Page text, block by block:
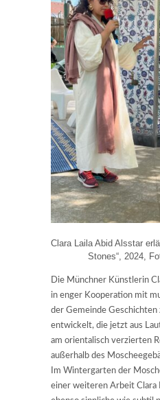
Clara Laila Abid Alsstar
Stones“, 2024,
Die Münchner Künstlerin
in enger Kooperation mit
der Gemeinde Geschichten
entwickelt, die jetzt aus
am orientalisch verzierten
außerhalb des
Im Wintergarten der
einer weiteren Arbeit Clara